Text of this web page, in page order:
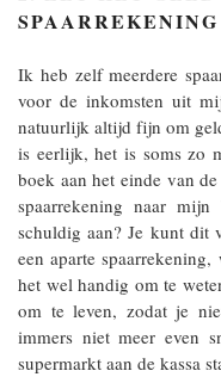
SPAARREKENING
Ik heb zelf meerdere
voor de inkomsten uit
natuurlijk altijd fijn om
is eerlijk, het is soms zo
boek aan het einde van
spaarrekening naar
schuldig aan? Je kunt dit
een aparte
het wel handig om te
om te leven, zodat je
immers niet meer even
supermarkt aan de kassa